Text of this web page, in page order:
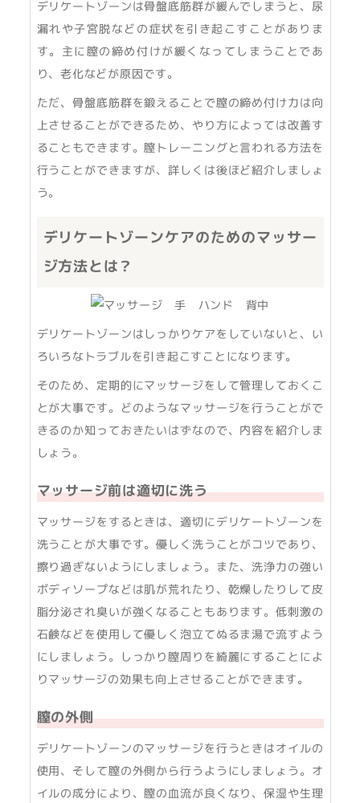
デリケートゾーンは骨盤底筋群が緩んでしまうと、尿
漏れや子宮脱などの症状を引き起こすことがありま
す。主に膣の締め付けが緩くなってしまうことであ
り、老化などが原因です。
ただ、骨盤底筋群を鍛えることで膣の締め付け力は向
上させることができるため、やり方によっては改善す
ることもできます。膣トレーニングと言われる方法を
行うことができますが、詳しくは後ほど紹介しましょ
う。
デリケートゾーンケアのためのマッサー
ジ方法とは？
デリケートゾーンはしっかりケアをしていないと、い
ろいろなトラブルを引き起こすことになります。
そのため、定期的にマッサージをして管理しておくこ
とが大事です。どのようなマッサージを行うことがで
きるのか知っておきたいはずなので、内容を紹介しま
しょう。
マッサージ前は適切に洗う
マッサージをするときは、適切にデリケートゾーンを
洗うことが大事です。優しく洗うことがコツであり、
擦り過ぎないようにしましょう。また、洗浄力の強い
ボディソープなどは肌が荒れたり、乾燥したりして皮
脂分泌され臭いが強くなることもあります。低刺激の
石鹸などを使用して優しく泡立てぬるま湯で流すよう
にしましょう。しっかり膣周りを綺麗にすることによ
りマッサージの効果も向上させることができます。
膣の外側
デリケートゾーンのマッサージを行うときはオイルの
使用、そして膣の外側から行うようにしましょう。オ
イルの成分により、膣の血流が良くなり、保湿や生理